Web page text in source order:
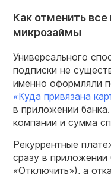
Как отменить
микрозаймы
Универсального
подписки не
именно оформляли
«Куда привязана
в приложении
компании и сумма
Рекуррентные
сразу в
«Отключить»), а